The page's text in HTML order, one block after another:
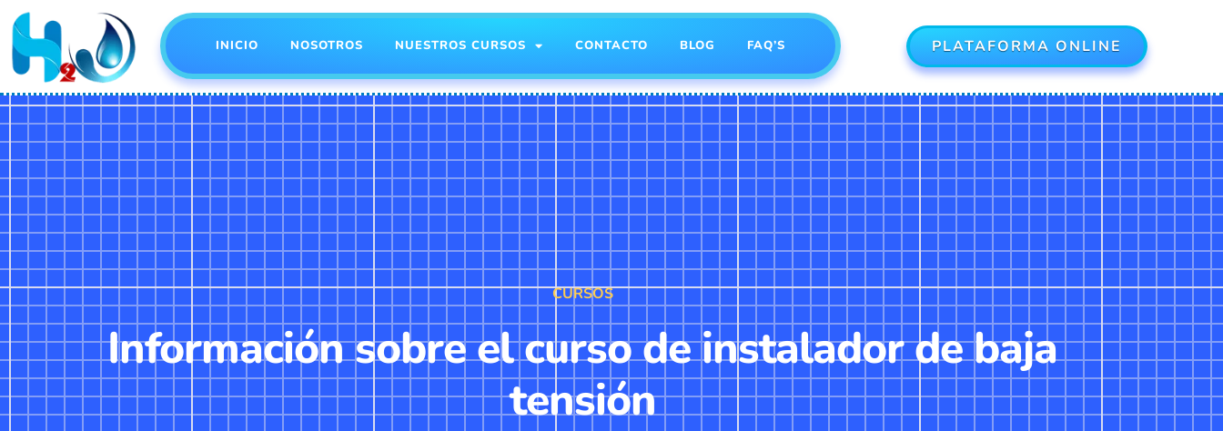
INICIO NOSOTROS NUESTROS CURSOS CONTACTO BLOG FAQ’S PLATAFORMA ONLINE
CURSOS
Información sobre el curso de instalador de baja
tensión